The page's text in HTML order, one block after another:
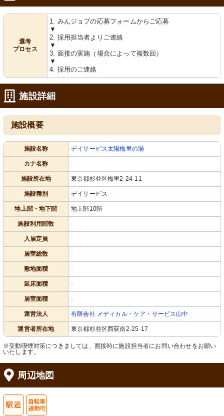
選考
プロセス
1. みんジョブの応募フォームからご応募
▼
2. 採用担当者よりご連絡
▼
3. 面接の実施（場合によって複数回）
▼
4. 採用のご連絡
施設詳細
施設概要
施設名称 デイサービス太陽梅里の湯
カナ名称 -
施設所在地 東京都杉並区梅里2-24-11
施設種別 デイサービス
地上階・地下階 地上階10階
施設利用階数 -
入居定員 -
居室総数 -
敷地面積 -
延床面積 -
居室面積 -
運営法人 有限会社 メディカル・ケア・サービス山中
運営者所在地 東京都杉並区西荻南2-25-17
※受動喫煙対策につきましては、面接時に施設担当者にお問い合わせをお願い
いたします。
周辺地図